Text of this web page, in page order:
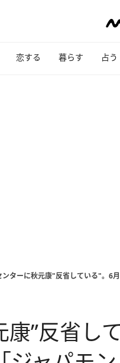
恋する 暮らす 占う
ンターに秋元康"反省している"。6
”反省し